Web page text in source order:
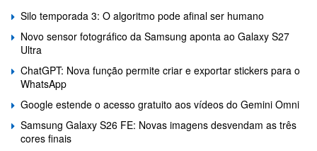
Silo temporada 3: O algoritmo pode afinal ser humano
Novo sensor fotográfico da Samsung aponta ao Galaxy S27
Ultra
ChatGPT: Nova função permite criar e exportar stickers para o
WhatsApp
Google estende o acesso gratuito aos vídeos do Gemini Omni
Samsung Galaxy S26 FE: Novas imagens desvendam as três
cores finais